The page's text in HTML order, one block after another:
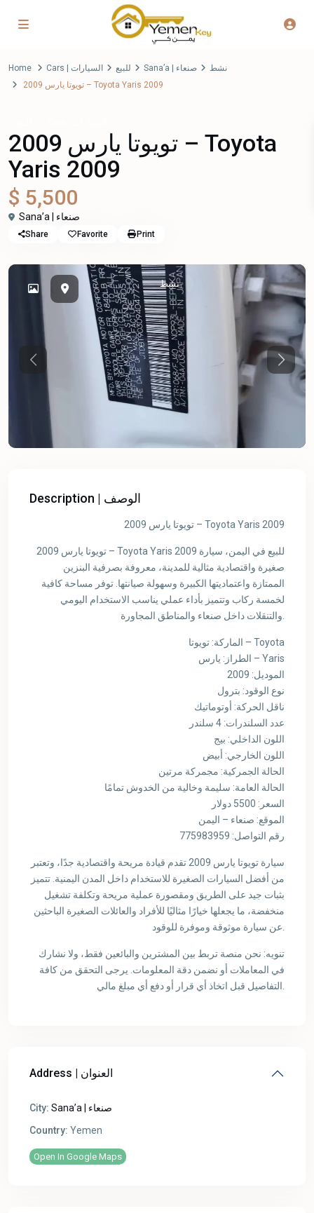
Home Cars | السيارات للبيع Sana’a | صنعاء
نشط
تويوتا يارس 2009 – Toyota Yaris 2009
تويوتا يارس 2009 – Toyota
Yaris 2009
$ 5,500
Sana’a | صنعاء
Share Favorite Print
نشط
Previous
Description | الوصف
تويوتا يارس 2009 – Toyota Yaris 2009
تويوتا يارس 2009 – Toyota Yaris 2009 للبيع في اليمن، سيارة
صغيرة واقتصادية مثالية للمدينة، معروفة بصرفية البنزين
الممتازة واعتماديتها الكبيرة وسهولة صيانتها. توفر مساحة كافية
لخمسة ركاب وتتميز بأداء عملي يناسب الاستخدام اليومي
الماركة: تويوتا – Toyota
الطراز: يارس – Yaris
الموديل: 2009
نوع الوقود: بترول
ناقل الحركة: أوتوماتيك
عدد السلندرات: 4 سلندر
اللون الداخلي: بيج
اللون الخارجي: أبيض
الحالة الجمركية: مجمركة مرتين
الحالة العامة: سليمة وخالية من الخدوش تمامًا
السعر: 5500 دولار
الموقع: صنعاء – اليمن
رقم التواصل: 775983959
سيارة تويوتا يارس 2009 تقدم قيادة مريحة واقتصادية جدًا، وتعتبر
من أفضل السيارات الصغيرة للاستخدام داخل المدن اليمنية. تتميز
بثبات جيد على الطريق ومقصورة عملية مريحة وتكلفة تشغيل
منخفضة، ما يجعلها خيارًا مثاليًا للأفراد والعائلات الصغيرة الباحثين
تنويه: نحن منصة تربط بين المشترين والبائعين فقط، ولا نشارك
في المعاملات أو نضمن دقة المعلومات. يرجى التحقق من كافة
Address | العنوان
City:
Sana’a | صنعاء
Country: Yemen
Open In Google Maps